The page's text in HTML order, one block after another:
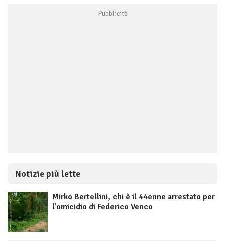
Notizie più lette
Mirko Bertellini, chi è il 44enne arrestato per
l’omicidio di Federico Venco